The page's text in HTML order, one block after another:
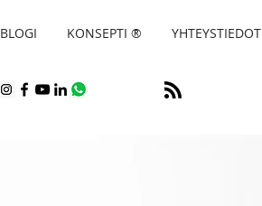
BLOGI KONSEPTI ® YHTEYSTIEDOT